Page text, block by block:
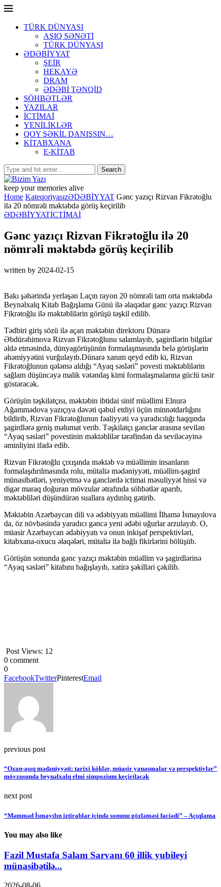
TÜRK DÜNYASI
AŞIQ SƏNƏTİ
TÜRK DÜNYASI
ƏDƏBİYYAT
ŞEİR
HEKAYƏ
DRAM
ƏDƏBİ TƏNQİD
SÖHBƏTLƏR
YAZILAR
İCTİMAİ
YENİLİKLƏR
QOY ŞƏKİL DANIŞSIN…
KİTABXANA
E-KİTAB
keep your memories alive
Home KateqoriyasızƏDƏBİYYAT Gənc yazıçı Rizvan Fikrətoğlu
ilə 20 nömrəli məktəbdə görüş keçirilib
ƏDƏBİYYATİCTİMAİ
Gənc yazıçı Rizvan Fikrətoğlu ilə 20
nömrəli məktəbdə görüş keçirilib
written by 2024-02-15
Bakı şəhərində yerləşən Laçın rayon 20 nömrəli tam orta məktəbdə
Beynəlxalq Kitab Bağışlama Günü ilə əlaqədar gənc yazıçı Rizvan
Fikrətoğlu ilə məktəblilərin görüşü təşkil edilib.
Tədbiri giriş sözü ilə açan məktəbin direktoru Dünarə
Əbdürəhimova Rizvan Fikrətoğlunu salamlayıb, şagirdlərin bilgilər
əldə etməsində, dünyagörüşünün formalaşmasında belə görüşlərin
əhəmiyyətini vurğulayıb.Dünarə xanım qeyd edib ki, Rizvan
Fikrətoğlunun qələmə aldığı “Ayaq səsləri” povesti məktəblilərin
sağlam düşüncəyə malik vətəndaş kimi formalaşmalarına güclü təsir
göstərəcək.
Görüşün təşkilatçısı, məktəbin ibtidai sinif müəllimi Elnurə
Ağammədova yazıçıya dəvəti qəbul etdiyi üçün minnətdarlığını
bildirib, Rizvan Fikrətoğlunun fəaliyyəti və yaradıcılığı haqqında
şagirdlərə geniş məlumat verib. Təşkilatçı gənclər arasına sevilən
“Ayaq səsləri” povestinin məktəblilər tərəfindən də seviləcəyinə
əminliyini ifadə edib.
Rizvan Fikrətoğlu çıxışında məktəb və müəllimin insanların
formalaşdırılmasında rolu, mütaliə mədəniyyəti, müəllim-şagird
münasibətləri, yeniyetmə və gənclərdə ictimai məsuliyyət hissi və
digər maraq doğuran mövzular ətrafında söhbətlər aparıb,
məktəbliləri düşündürən suallara aydınlıq gətirib.
Məktəbin Azərbaycan dili və ədəbiyyatı müəllimi İlhamə İsmayılova
da, öz növbəsində yaradıcı gəncə yeni ədəbi uğurlar arzulayıb. O,
müasir Azərbaycan ədəbiyyatı və onun inkişaf perspektivləri,
kitabxana-oxucu əlaqələri, mütaliə ilə bağlı fikirlərini bölüşüb.
Görüşün sonunda gənc yazıçı məktəbin müəllim və şagirdlərinə
“Ayaq səsləri” kitabını bağışlayıb, xatirə şəkilləri çəkilib.
Post Views: 12
0 comment
0
FacebookTwitterPinterestEmail
previous post
“Ozan-aşıq mədəniyyəti: tarixi köklər, müasir yanaşmalar və perspektivlər”
mövzusunda beynəlxalq elmi simpozium keçiriləcək
next post
“Məmməd İsmayılın iztirablar içində sonunu gözləməsi faciədi” – Açıqlama
You may also like
Fazil Mustafa Salam Sarvanı 60 illik yubileyi
münasibətilə...
2026-08-06